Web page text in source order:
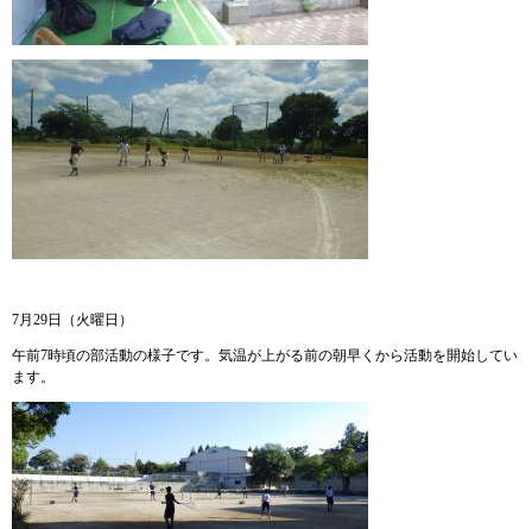
7月29日（火曜日）
午前7時頃の部活動の様子です。気温が上がる前の朝早くから活動を開始してい
ます。